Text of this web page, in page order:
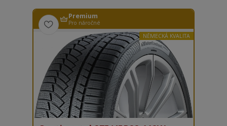
Premium
Pro náročné
NĚMECKÁ KVALITA